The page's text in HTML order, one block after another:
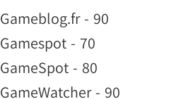
Gameblog.fr - 90
Gamespot - 70
GameSpot - 80
GameWatcher - 90